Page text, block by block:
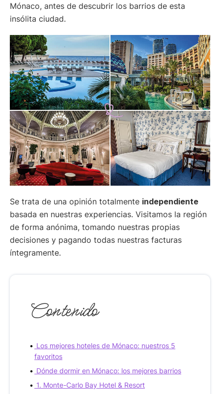
Mónaco, antes de descubrir los barrios de esta
insólita ciudad.
Se trata de una opinión totalmente independiente
basada en nuestras experiencias. Visitamos la región
de forma anónima, tomando nuestras propias
decisiones y pagando todas nuestras facturas
íntegramente.
Contenido
Los mejores hoteles de Mónaco: nuestros 5
favoritos
Dónde dormir en Mónaco: los mejores barrios
1. Monte-Carlo Bay Hotel & Resort